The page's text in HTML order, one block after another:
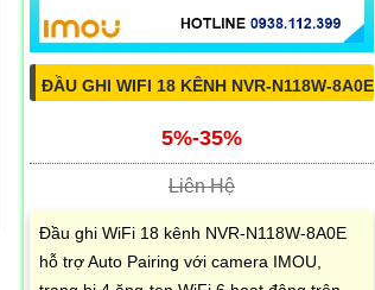
ĐẦU GHI WIFI 18 KÊNH NVR-N118W-8A0E
5%-35%
Liên Hệ
Đầu ghi WiFi 18 kênh NVR-N118W-8A0E
hỗ trợ Auto Pairing với camera IMOU,